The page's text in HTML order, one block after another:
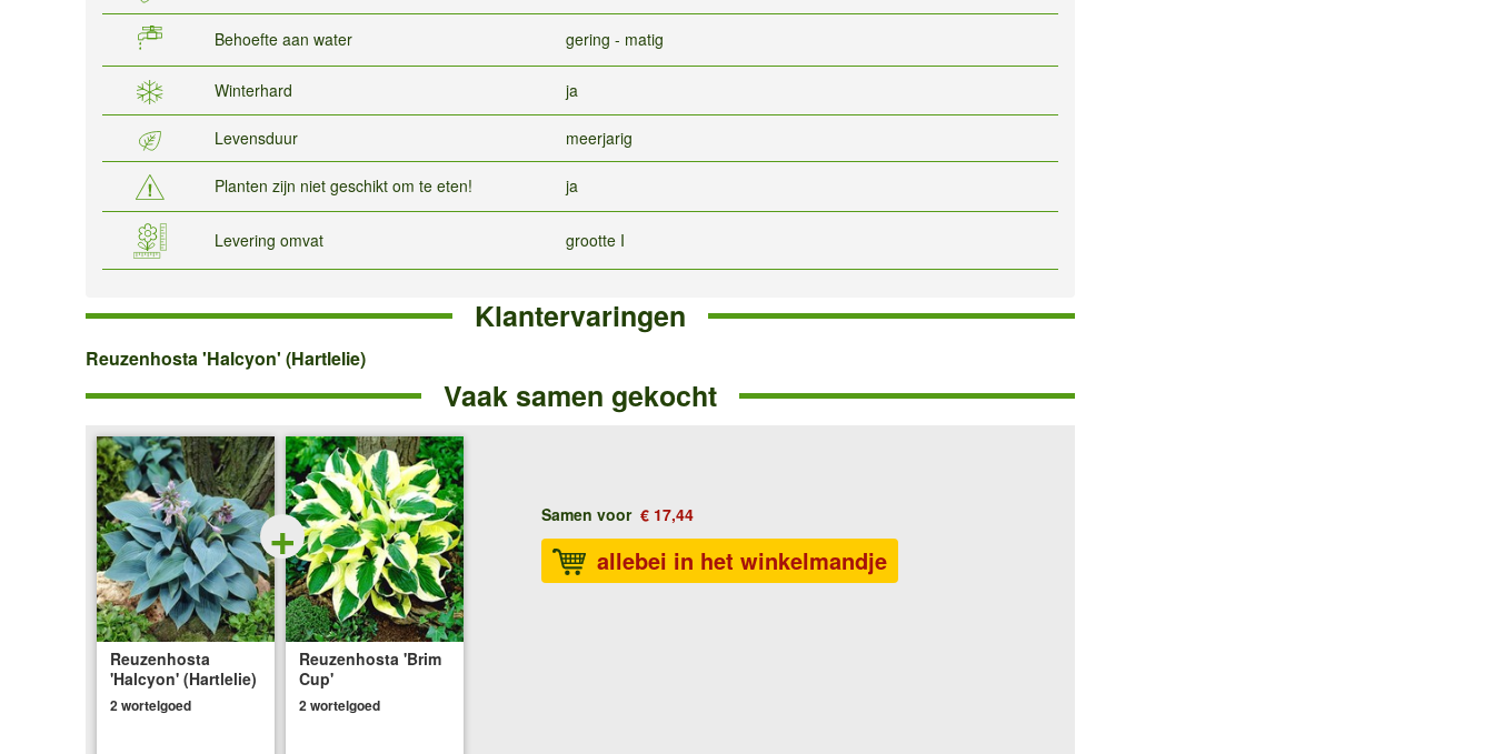
Behoefte aan water gering - matig
Winterhard ja
Levensduur meerjarig
Planten zijn niet geschikt om te eten! ja
Levering omvat grootte I
Klantervaringen
Reuzenhosta
Reuzenhosta 'Halcyon' (Hartlelie)
Vaak samen gekocht
Reuzenhosta
'Halcyon' (Hartlelie)
2 wortelgoed
+
Reuzenhosta 'Brim
Cup'
2 wortelgoed
Samen voor € 17,44
allebei in het winkelmandje